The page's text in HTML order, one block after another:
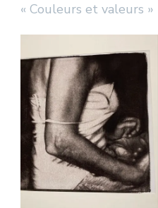
« Couleurs et valeurs